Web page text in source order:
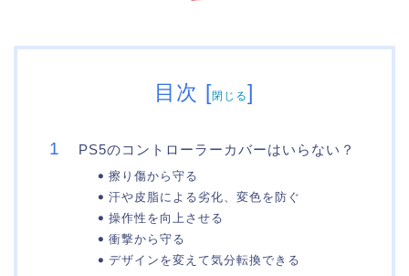
目次 [閉じる]
PS5のコントローラーカバーはいらない？
擦り傷から守る
汗や皮脂による劣化、変色を防ぐ
操作性を向上させる
衝撃から守る
デザインを変えて気分転換できる